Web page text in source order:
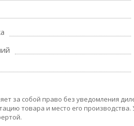
за собой право без уведомления
товара и место его